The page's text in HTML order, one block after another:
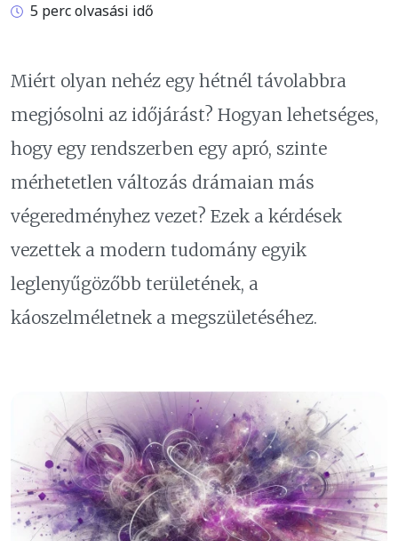
5 perc olvasási idő
Miért olyan nehéz egy hétnél távolabbra
megjósolni az időjárást? Hogyan lehetséges,
hogy egy rendszerben egy apró, szinte
mérhetetlen változás drámaian más
végeredményhez vezet? Ezek a kérdések
vezettek a modern tudomány egyik
leglenyűgözőbb területének, a
káoszelméletnek a megszületéséhez.